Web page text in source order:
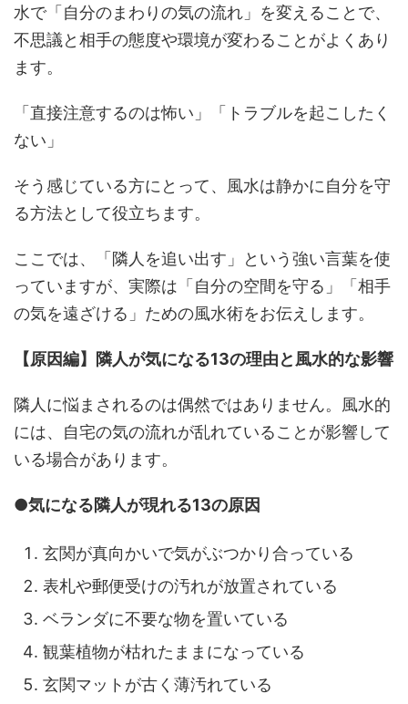
水で「自分のまわりの気の流れ」を変えることで、
不思議と相手の態度や環境が変わることがよくあり
ます。
「直接注意するのは怖い」「トラブルを起こしたく
ない」
そう感じている方にとって、風水は静かに自分を守
る方法として役立ちます。
ここでは、「隣人を追い出す」という強い言葉を使
っていますが、実際は「自分の空間を守る」「相手
の気を遠ざける」ための風水術をお伝えします。
【原因編】隣人が気になる13の理由と風水的な影響
隣人に悩まされるのは偶然ではありません。風水的
には、自宅の気の流れが乱れていることが影響して
いる場合があります。
●気になる隣人が現れる13の原因
玄関が真向かいで気がぶつかり合っている
表札や郵便受けの汚れが放置されている
ベランダに不要な物を置いている
観葉植物が枯れたままになっている
玄関マットが古く薄汚れている